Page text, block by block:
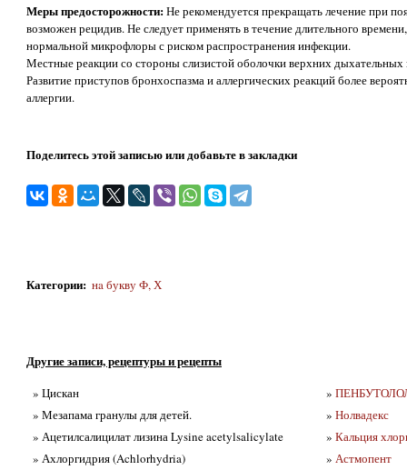
Меры предосторожности:Не рекомендуется прекращать лечение при
возможен рецидив. Не следует применять в течение длительного
нормальной микрофлоры с риском распространения инфекции.
Местные реакции со стороны слизистой оболочки верхних
Развитие приступов бронхоспазма и аллергических реакций более
аллергии.
Поделитесь этой записью или добавьте в закладки
Категории: нa букву Ф, Х
Другие записи, рецептуры и рецепты
» Цискан
» Мезапама гранулы для детей.
» Ацетилсалицилат лизина Lysine acetylsalicylate
» Ахлоргидрия (Achlorhydria)
»
» Нолвадекс
» Кальция
» Астмопент